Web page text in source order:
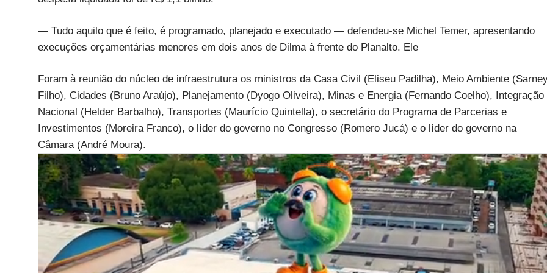
— Tudo aquilo que é feito, é programado, planejado e executado — defendeu-se Michel Temer, apresentando
execuções orçamentárias menores em dois anos de Dilma à frente do Planalto. Ele
Foram à reunião do núcleo de infraestrutura os ministros da Casa Civil (Eliseu Padilha), Meio Ambiente
Filho), Cidades (Bruno Araújo), Planejamento (Dyogo Oliveira), Minas e Energia (Fernando Coelho), Integração
Nacional (Helder Barbalho), Transportes (Maurício Quintella), o secretário do Programa de Parcerias e
Investimentos (Moreira Franco), o líder do governo no Congresso (Romero Jucá) e o líder do governo na
Câmara (André Moura).